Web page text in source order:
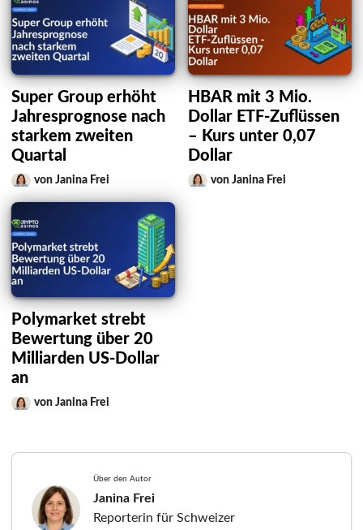
Super Group erhöht
Jahresprognose nach
starkem zweiten
Quartal
von Janina Frei
HBAR mit 3 Mio.
Dollar ETF-Zuflüssen
– Kurs unter 0,07
Dollar
von Janina Frei
Polymarket strebt
Bewertung über 20
Milliarden US-Dollar
an
von Janina Frei
Über den Autor
Janina Frei
Reporterin für Schweizer